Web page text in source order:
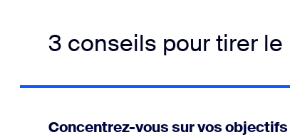
3 conseils pour tirer
Concentrez-vous sur vos objectifs